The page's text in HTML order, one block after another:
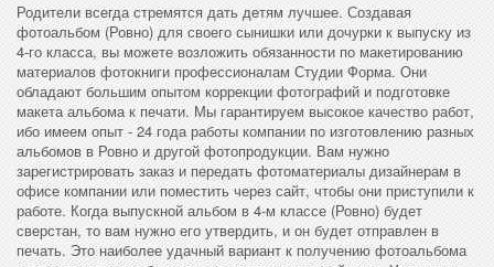
Родители всегда стремятся дать детям лучшее. Создавая
фотоальбом (Ровно) для своего сынишки или дочурки к выпуску из
4-го класса, вы можете возложить обязанности по макетированию
материалов фотокниги профессионалам Студии Форма. Они
обладают большим опытом коррекции фотографий и подготовке
макета альбома к печати. Мы гарантируем высокое качество работ,
ибо имеем опыт - 24 года работы компании по изготовлению разных
альбомов в Ровно и другой фотопродукции. Вам нужно
зарегистрировать заказ и передать фотоматериалы дизайнерам в
офисе компании или поместить через сайт, чтобы они приступили к
работе. Когда выпускной альбом в 4-м классе (Ровно) будет
сверстан, то вам нужно его утвердить, и он будет отправлен в
печать. Это наиболее удачный вариант к получению фотоальбома